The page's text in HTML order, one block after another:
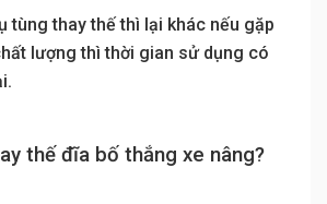
tùng thay thế thì lại khác nếu gặp
lượng thì thời gian sử dụng có
thế đĩa bố thắng xe nâng?